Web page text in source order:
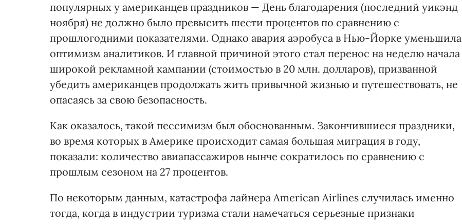
популярных у американцев праздников — День благодарения (последний уикэнд
ноября) не должно было превысить шести процентов по сравнению с
прошлогодними показателями. Однако авария аэробуса в Нью-Йорке уменьшила
оптимизм аналитиков. И главной причиной этого стал перенос на неделю начала
широкой рекламной кампании (стоимостью в 20 млн. долларов), призванной
убедить американцев продолжать жить привычной жизнью и путешествовать, не
опасаясь за свою безопасность.
Как оказалось, такой пессимизм был обоснованным. Закончившиеся праздники,
во время которых в Америке происходит самая большая миграция в году,
показали: количество авиапассажиров нынче сократилось по сравнению с
прошлым сезоном на 27 процентов.
По некоторым данным, катастрофа лайнера American Airlines случилась именно
тогда, когда в индустрии туризма стали намечаться серьезные признаки